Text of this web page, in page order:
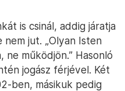
is csinál, addig járatja
jut. „Olyan Isten
ne működjön.” Hasonló
jogász férjével. Két
ben, másikuk pedig